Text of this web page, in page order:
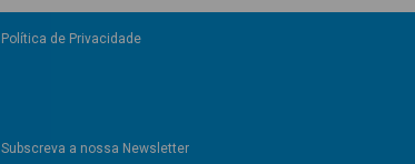
Política de Privacidade
Subscreva a nossa Newsletter